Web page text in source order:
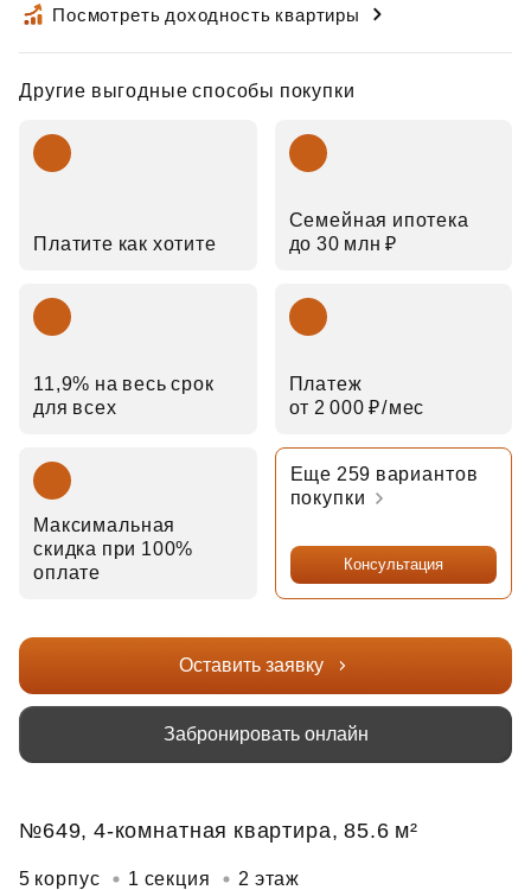
Посмотреть доходность квартиры
Другие выгодные способы покупки
Платите как хотите
Семейная ипотека
до 30 млн ₽
11,9% на весь срок
для всех
Платеж
от 2 000 ₽⁠/⁠мес
Максимальная
скидка при 100%
оплате
Еще 259 вариантов
покупки
Консультация
Оставить заявку
Забронировать онлайн
№649, 4-комнатная квартира, 85.6 м²
5 корпус 1 секция 2 этаж